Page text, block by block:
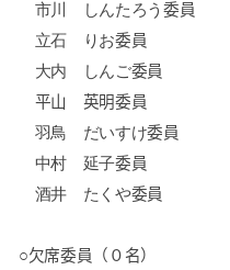
市川
しんたろう委員
立石
りお委員
大内
しんご委員
平山 英明委員
羽鳥
だいすけ委員
中村
延子委員
酒井 たくや委員
○欠席委員（０名）